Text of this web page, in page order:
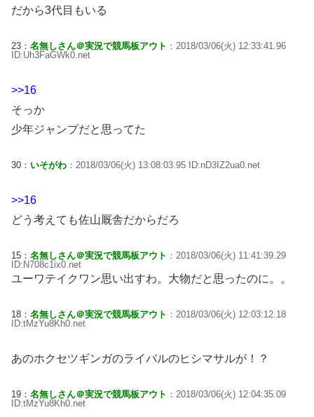
だから3代目もいる
23： 名無しさん＠実況で競馬板アウト ：2018/03/06(火) 12:33:41.96
ID:Uh3FaGWk0.net
>>16
そっか
少年ジャンプだと思ってた
30： いそがわ ：2018/03/06(火) 13:08:03.95 ID:nD3IZ2ua0.net
>>16
どう考えても佐山厩舎だからだろ
15： 名無しさん＠実況で競馬板アウト ：2018/03/06(火) 11:41:39.29
ID:N708c1ix0.net
ユーワテイクワン思い出すわ。大物だと思ったのに。。
18： 名無しさん＠実況で競馬板アウト ：2018/03/06(火) 12:03:12.18
ID:tMzYu8Kh0.net
あのホクセツギンガのライバルのヒシマサルが！？
19： 名無しさん＠実況で競馬板アウト ：2018/03/06(火) 12:04:35.09
ID:tMzYu8Kh0.net